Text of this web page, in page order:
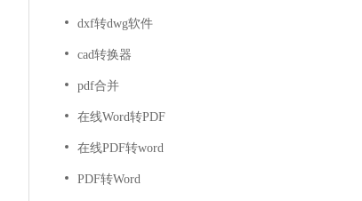
dxf转dwg软件
cad转换器
pdf合并
在线Word转PDF
在线PDF转word
PDF转Word